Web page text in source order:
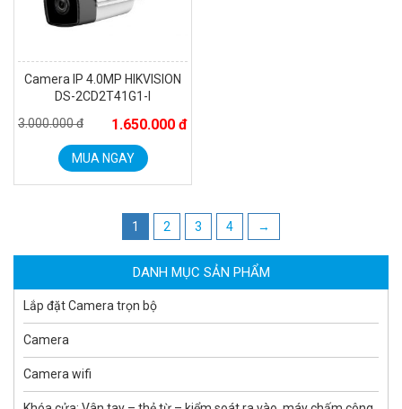
Camera IP 4.0MP HIKVISION
DS-2CD2T41G1-I
3.000.000 đ
1.650.000 đ
MUA NGAY
1 2 3 4 →
DANH MỤC SẢN PHẨM
Lắp đặt Camera trọn bộ
Camera
Camera wifi
Camera WiFi quay quét ngoài trời EZVIZ H8 Pro 3K
2.060.000 đ
MUA NGAY